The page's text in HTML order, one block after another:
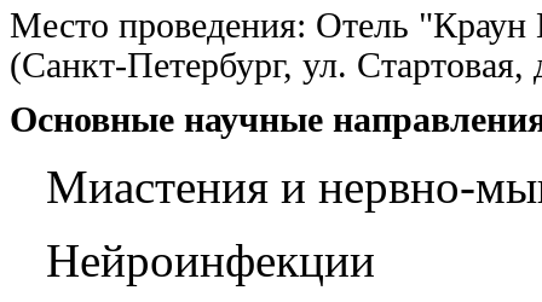
Место проведения: Отель
(Санкт-Петербург, ул.
Основные научные
Миастения и нервно-
Нейроинфекции